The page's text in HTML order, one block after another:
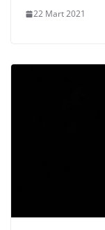
22 Mart 2021